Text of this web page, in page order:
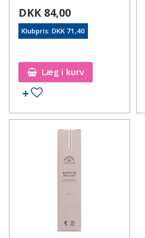
DKK 84,00
Klubpris: DKK 71,40
Læg i kurv